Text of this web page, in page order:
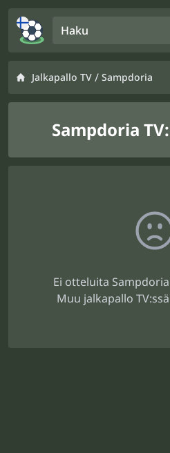
Jalkapallo TV / Sampdoria
Sampdoria
Ei otteluita
Muu jalkapallo